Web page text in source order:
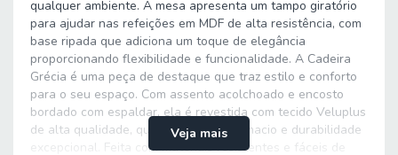
qualquer ambiente. A mesa apresenta um tampo giratório
para ajudar nas refeições em MDF de alta resistência, com
base ripada que adiciona um toque de elegância
proporcionando flexibilidade e funcionalidade. A Cadeira
Grécia é uma peça de destaque que traz estilo e conforto
para o seu espaço. Com assento acolchoado e encosto
bordado com espaldar, ela é revestida com tecido Veluplus
de alta qualidade, que oferece toque macio e durabilidade
excepcional. Feita com materiais resistentes e fáceis de
Veja mais